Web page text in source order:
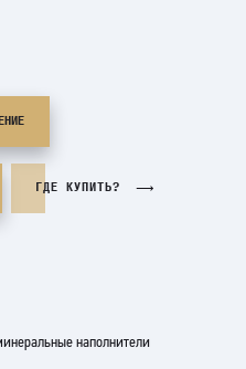
ГДЕ КУПИТЬ?
наполнители